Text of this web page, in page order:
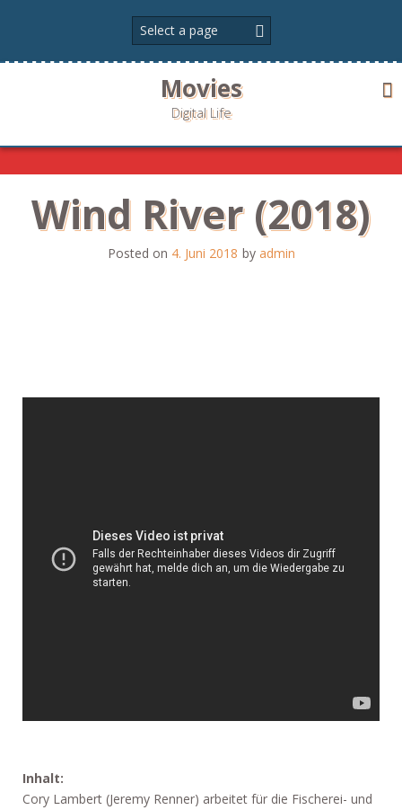
Movies
Digital Life
Wind River (2018)
Posted on 4. Juni 2018 by admin
Inhalt:
Cory Lambert (Jeremy Renner) arbeitet für die Fischerei- und